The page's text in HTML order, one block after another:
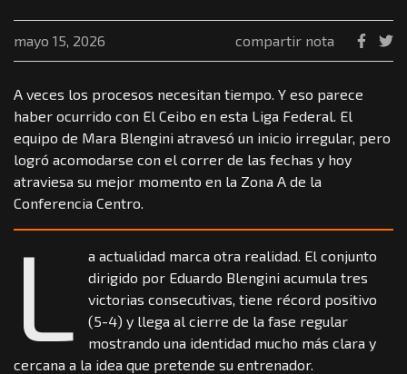
mayo 15, 2026 compartir nota
A veces los procesos necesitan tiempo. Y eso parece
haber ocurrido con El Ceibo en esta Liga Federal. El
equipo de Mara Blengini atravesó un inicio irregular, pero
logró acomodarse con el correr de las fechas y hoy
atraviesa su mejor momento en la Zona A de la
Conferencia Centro.
L
a actualidad marca otra realidad. El conjunto
dirigido por Eduardo Blengini acumula tres
victorias consecutivas, tiene récord positivo
(5-4) y llega al cierre de la fase regular
mostrando una identidad mucho más clara y
cercana a la idea que pretende su entrenador.